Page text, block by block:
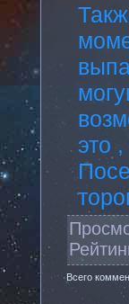
это
Всего